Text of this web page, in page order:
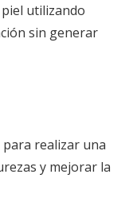
utilizando
sin generar
realizar una
y mejorar la